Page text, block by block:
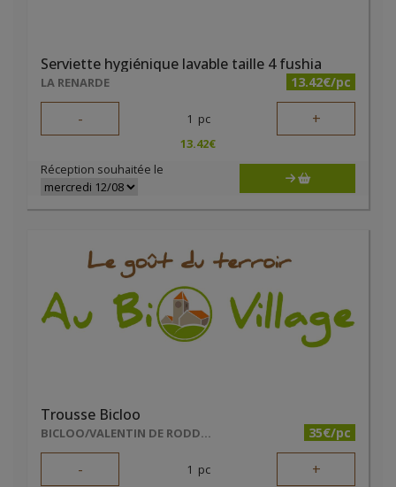
Serviette hygiénique lavable taille 4 fushia
LA RENARDE 13.42€/pc
- 1 pc +
13.42€
Réception souhaitée le
Trousse Bicloo
BICLOO/VALENTIN DE RODDER 35€/pc
- 1 pc +